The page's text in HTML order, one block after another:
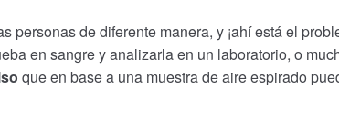
personas de diferente manera, y ¡ahí está el
en sangre y analizarla en un laboratorio, o
que en base a una muestra de aire espirado